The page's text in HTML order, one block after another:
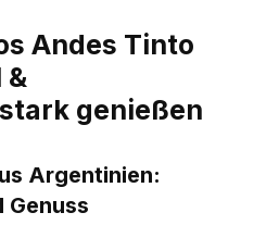
Andes Tinto
&
genießen
Argentinien:
Genuss